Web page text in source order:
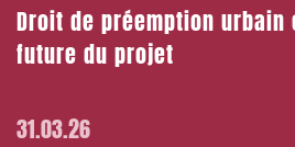
Droit de préemption
future du projet
31.03.26